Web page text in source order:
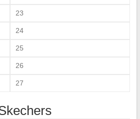
23
24
25
26
27